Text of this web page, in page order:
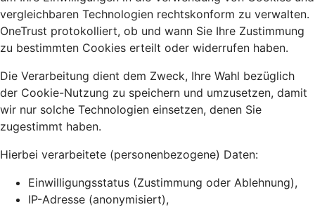
vergleichbaren Technologien rechtskonform zu verwalten.
OneTrust protokolliert, ob und wann Sie Ihre Zustimmung
zu bestimmten Cookies erteilt oder widerrufen haben.
Die Verarbeitung dient dem Zweck, Ihre Wahl bezüglich
der Cookie-Nutzung zu speichern und umzusetzen, damit
wir nur solche Technologien einsetzen, denen Sie
zugestimmt haben.
Hierbei verarbeitete (personenbezogene) Daten:
Einwilligungsstatus (Zustimmung oder Ablehnung),
IP-Adresse (anonymisiert),